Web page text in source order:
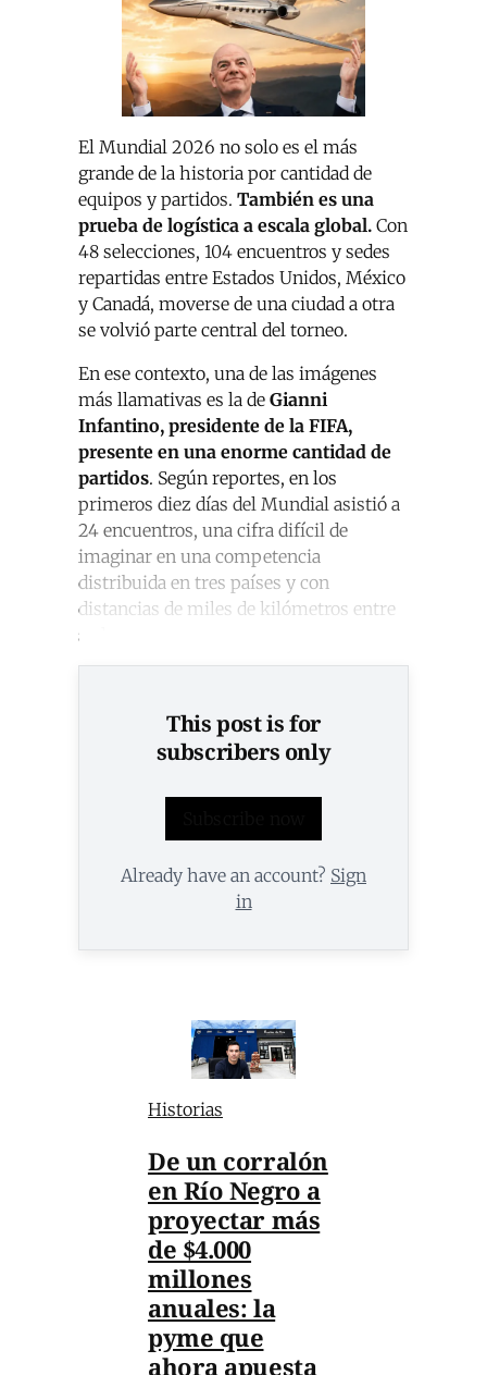
El Mundial 2026 no solo es el más
grande de la historia por cantidad de
equipos y partidos. También es una
prueba de logística a escala global. Con
48 selecciones, 104 encuentros y sedes
repartidas entre Estados Unidos, México
y Canadá, moverse de una ciudad a otra
se volvió parte central del torneo.
En ese contexto, una de las imágenes
más llamativas es la de Gianni
Infantino, presidente de la FIFA,
presente en una enorme cantidad de
partidos. Según reportes, en los
primeros diez días del Mundial asistió a
24 encuentros, una cifra difícil de
imaginar en una competencia
distribuida en tres países y con
distancias de miles de kilómetros entre
sedes.
This post is for
subscribers only
Already have an account? Sign
in
Historias
De un corralón
en Río Negro a
proyectar más
de $4.000
millones
anuales: la
pyme que
ahora apuesta